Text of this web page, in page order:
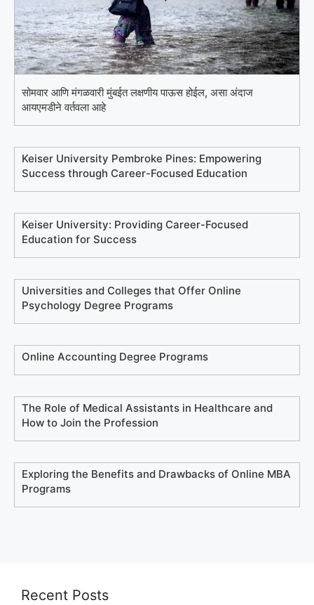
सोमवार आणि मंगळवारी मुंबईत लक्षणीय पाऊस होईल, असा अंदाज
आयएमडीने वर्तवला आहे
Keiser University Pembroke Pines: Empowering
Success through Career-Focused Education
Keiser University: Providing Career-Focused
Education for Success
Universities and Colleges that Offer Online
Psychology Degree Programs
Online Accounting Degree Programs
The Role of Medical Assistants in Healthcare and
How to Join the Profession
Exploring the Benefits and Drawbacks of Online MBA
Programs
Recent Posts